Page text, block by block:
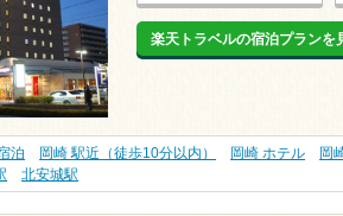
楽天トラベルの宿泊プランを
泊 岡崎 駅近（徒歩10分以内） 岡崎 ホテル 岡
北安城駅